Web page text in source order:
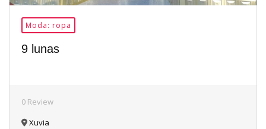
Moda: ropa
9 lunas
0 Review
Xuvia